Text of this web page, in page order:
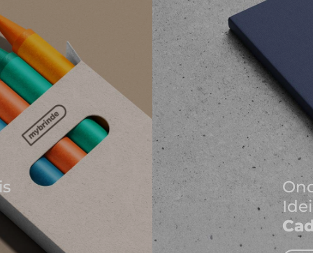
Onde Nascem As Melhores
Cadernos e Blocos de Notas